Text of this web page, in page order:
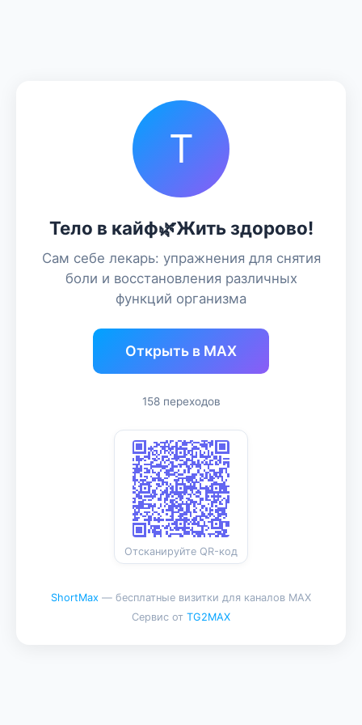
Т
Тело в кайф🌿Жить здорово!
Сам себе лекарь: упражнения для снятия
боли и восстановления различных
функций организма
Открыть в MAX
158 переходов
Отсканируйте QR-код
ShortMax — бесплатные визитки для каналов MAX
Сервис от TG2MAX